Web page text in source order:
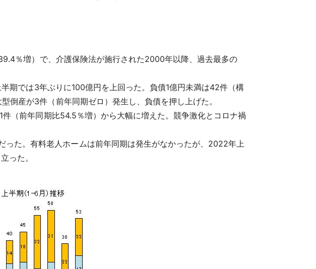
％増）で、介護保険法が施行された2000年以降、過去最多の
では3年ぶりに100億円を上回った。負債1億円未満は42件（構
倒産が3件（前年同期ゼロ）発生し、負債を押し上げた。
（前年同期比54.5％増）から大幅に増えた。競争激化とコロナ禍
た。有料老人ホームは前年同期は発生がなかったが、2022年上
った。